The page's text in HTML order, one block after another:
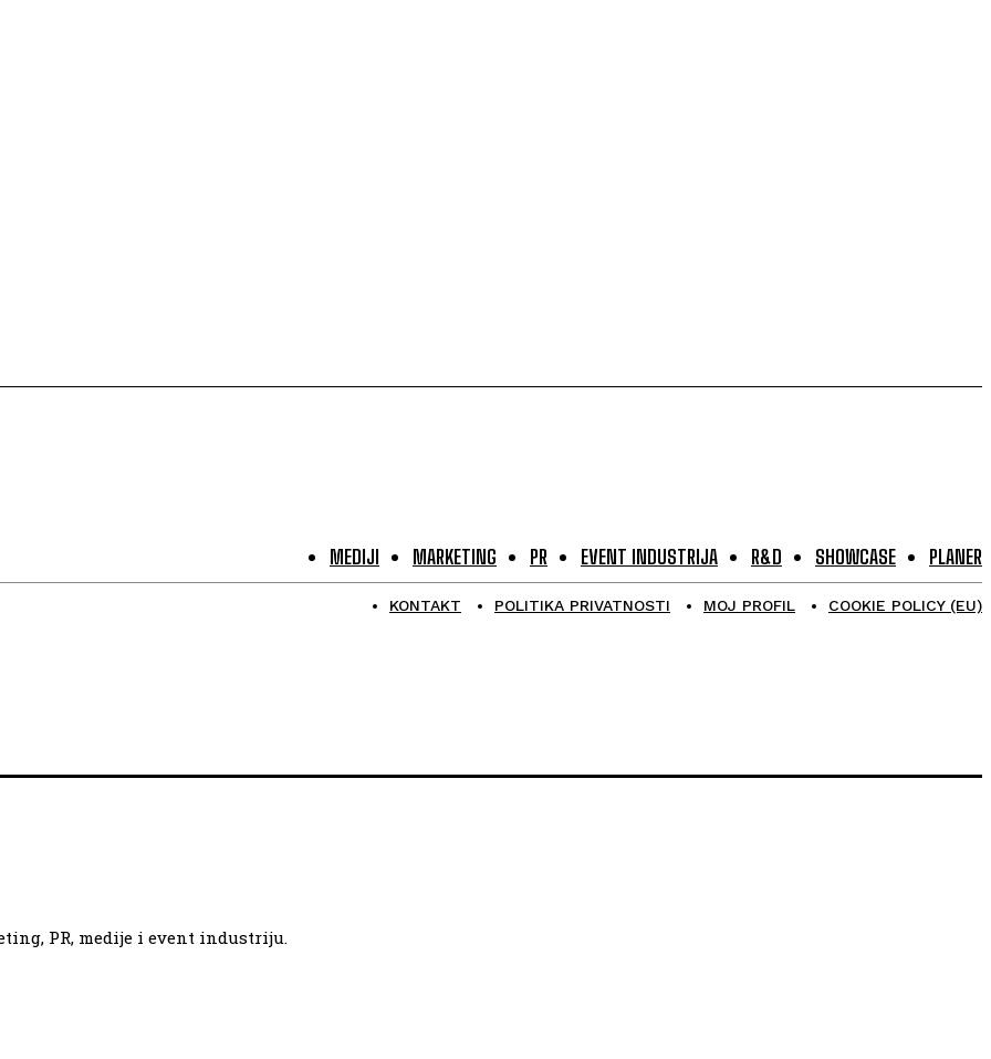
MEDIJI MARKETING PR EVENT INDUSTRIJA R&D SHOWCASE PLANER
KONTAKT POLITIKA PRIVATNOSTI MOJ PROFIL COOKIE POLICY (EU)
PR, medije i event industriju.